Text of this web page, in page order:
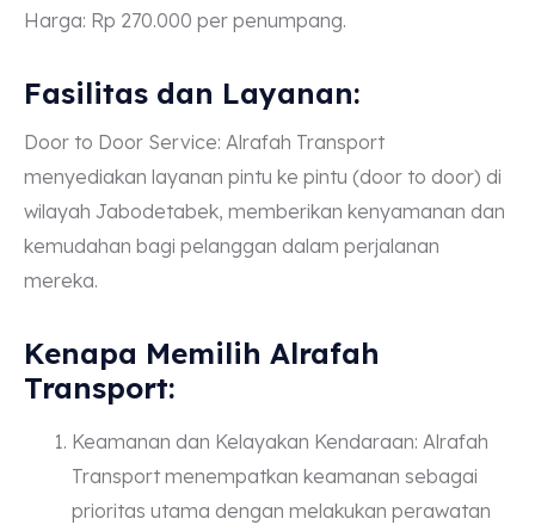
Harga: Rp 270.000 per penumpang.
Fasilitas dan Layanan:
Door to Door Service: Alrafah Transport
menyediakan layanan pintu ke pintu (door to door) di
wilayah Jabodetabek, memberikan kenyamanan dan
kemudahan bagi pelanggan dalam perjalanan
mereka.
Kenapa Memilih Alrafah
Transport:
Keamanan dan Kelayakan Kendaraan: Alrafah
Transport menempatkan keamanan sebagai
prioritas utama dengan melakukan perawatan